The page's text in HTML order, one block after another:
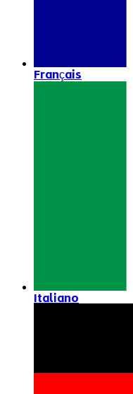
Français
Italiano